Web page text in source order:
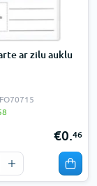
ar zilu auklu
€0.46